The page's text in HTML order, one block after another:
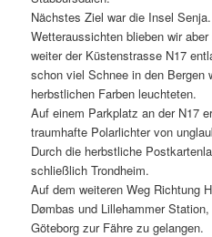
Nächstes Ziel war die Insel
Wetteraussichten blieben wir
weiter der Küstenstrasse N17
schon viel Schnee in den Bergen
herbstlichen Farben leuchteten.
Auf einem Parkplatz an der N17
traumhafte Polarlichter von
Durch die herbstliche
schließlich Trondheim.
Auf dem weiteren Weg Richtung
Dømbas und Lillehammer
Göteborg zur Fähre zu gelangen.